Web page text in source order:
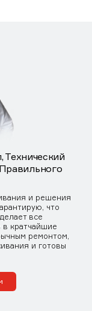
Технический
и решения
что
все
кратчайшие
ремонтом,
и готовы